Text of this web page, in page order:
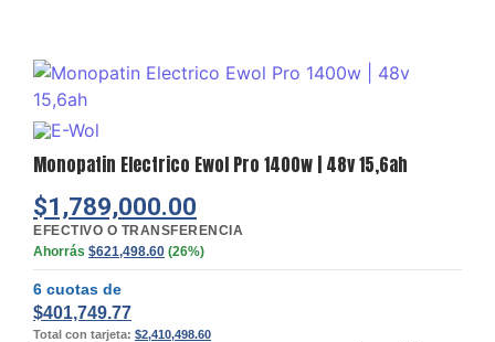
Monopatin Electrico Ewol Pro 1400w | 48v 15,6ah
$1,789,000.00
EFECTIVO O TRANSFERENCIA
Ahorrás $621,498.60 (26%)
6 cuotas de
$401,749.77
Total con tarjeta: $2,410,498.60